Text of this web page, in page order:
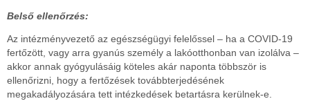
Belső ellenőrzés:
Az intézményvezető az egészségügyi felelőssel – ha a COVID-19
fertőzött, vagy arra gyanús személy a lakóotthonban van izolálva –
akkor annak gyógyulásáig köteles akár naponta többször is
ellenőrizni, hogy a fertőzések továbbterjedésének
megakadályozására tett intézkedések betartásra kerülnek-e.